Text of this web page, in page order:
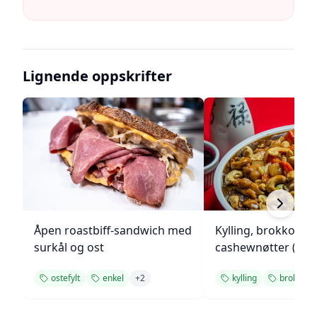
Lignende oppskrifter
Åpen roastbiff-sandwich med
surkål og ost
ostefylt enkel +2
Kylling, brokkoli og
cashewnøtter
kylling brokkoli